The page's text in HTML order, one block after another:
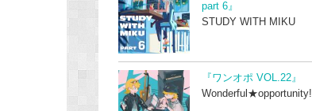
part 6』
STUDY WITH MIKU
『ワンオポ VOL.22』
Wonderful★opportunity!